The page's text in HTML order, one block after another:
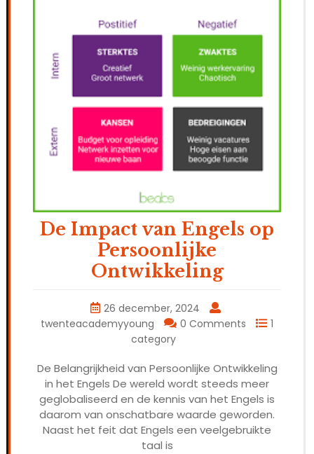
De Impact van Engels op
Persoonlijke
Ontwikkeling
26 december, 2024
twenteacademyyoung
0 Comments
1
category
De Belangrijkheid van Persoonlijke Ontwikkeling
in het Engels De wereld wordt steeds meer
geglobaliseerd en de kennis van het Engels is
daarom van onschatbare waarde geworden.
Naast het feit dat Engels een veelgebruikte
taal is